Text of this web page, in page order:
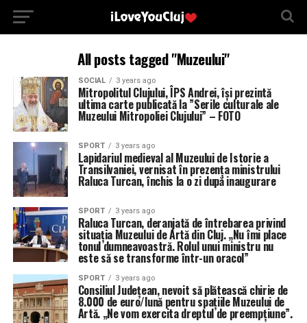
All posts tagged "Muzeului"
SOCIAL 3 years ago
Mitropolitul Clujului, ÎPS Andrei, își prezintă
ultima carte publicată la ”Serile culturale ale
Muzeului Mitropoliei Clujului” – FOTO
SPORT 3 years ago
Lapidariul medieval al Muzeului de Istorie a
Transilvaniei, vernisat în prezența ministrului
Raluca Turcan, închis la o zi după inaugurare
SPORT 3 years ago
Raluca Turcan, deranjată de întrebarea privind
situația Muzeului de Artă din Cluj. „Nu îmi place
tonul dumneavoastră. Rolul unui ministru nu
este să se transforme într-un oracol”
SPORT 3 years ago
Consiliul Județean, nevoit să plătească chirie de
8.000 de euro/lună pentru spațiile Muzeului de
Artă. „Ne vom exercita dreptul de preempțiune”.